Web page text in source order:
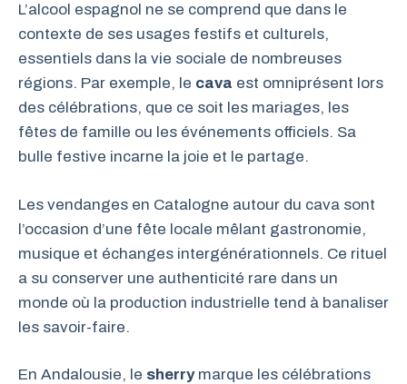
L’alcool espagnol ne se comprend que dans le
contexte de ses usages festifs et culturels,
essentiels dans la vie sociale de nombreuses
régions. Par exemple, le cava est omniprésent lors
des célébrations, que ce soit les mariages, les
fêtes de famille ou les événements officiels. Sa
bulle festive incarne la joie et le partage.
Les vendanges en Catalogne autour du cava sont
l’occasion d’une fête locale mêlant gastronomie,
musique et échanges intergénérationnels. Ce rituel
a su conserver une authenticité rare dans un
monde où la production industrielle tend à banaliser
les savoir-faire.
En Andalousie, le sherrymarque les célébrations